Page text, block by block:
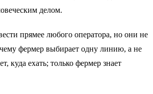
делом.
прямее любого оператора, но они не
фермер выбирает одну линию, а не
куда ехать; только фермер знает